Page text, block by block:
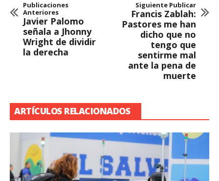
Publicaciones
Anteriores
Javier Palomo
señala a Jhonny
Wright de dividir
la derecha
Siguiente Publicar
Francis Zablah:
Pastores me han
dicho que no
tengo que
sentirme mal
ante la pena de
muerte
ARTÍCULOS RELACIONADOS